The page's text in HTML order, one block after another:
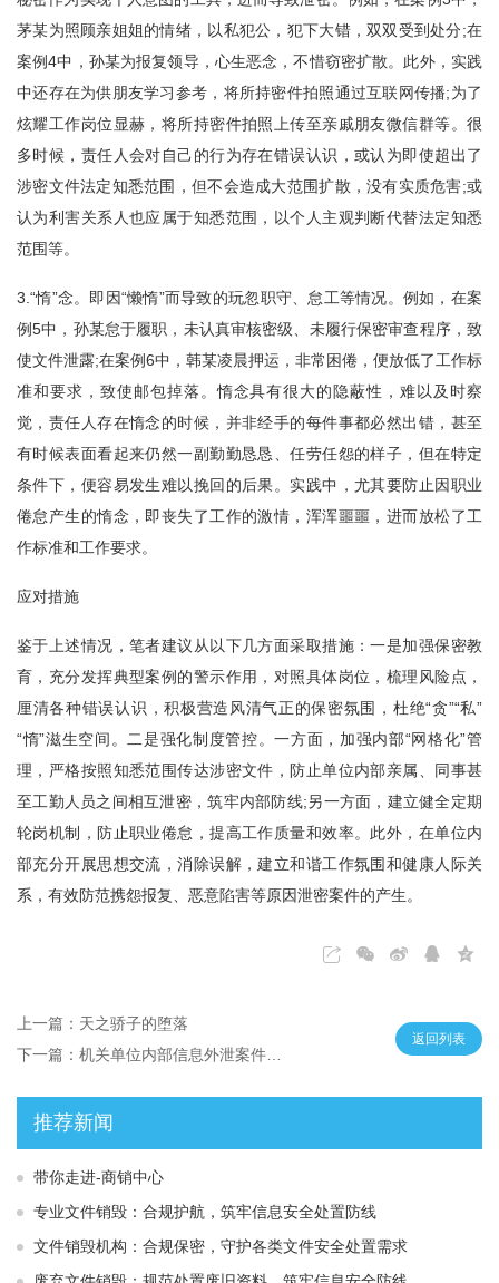
茅某为照顾亲姐姐的情绪，以私犯公，犯下大错，双双受到处分;在
案例4中，孙某为报复领导，心生恶念，不惜窃密扩散。此外，实践
中还存在为供朋友学习参考，将所持密件拍照通过互联网传播;为了
炫耀工作岗位显赫，将所持密件拍照上传至亲戚朋友微信群等。很
多时候，责任人会对自己的行为存在错误认识，或认为即使超出了
涉密文件法定知悉范围，但不会造成大范围扩散，没有实质危害;或
认为利害关系人也应属于知悉范围，以个人主观判断代替法定知悉
范围等。
3.“惰”念。即因“懒惰”而导致的玩忽职守、怠工等情况。例如，在案
例5中，孙某怠于履职，未认真审核密级、未履行保密审查程序，致
使文件泄露;在案例6中，韩某凌晨押运，非常困倦，便放低了工作标
准和要求，致使邮包掉落。惰念具有很大的隐蔽性，难以及时察
觉，责任人存在惰念的时候，并非经手的每件事都必然出错，甚至
有时候表面看起来仍然一副勤勤恳恳、任劳任怨的样子，但在特定
条件下，便容易发生难以挽回的后果。实践中，尤其要防止因职业
倦怠产生的惰念，即丧失了工作的激情，浑浑噩噩，进而放松了工
作标准和工作要求。
应对措施
鉴于上述情况，笔者建议从以下几方面采取措施：一是加强保密教
育，充分发挥典型案例的警示作用，对照具体岗位，梳理风险点，
厘清各种错误认识，积极营造风清气正的保密氛围，杜绝“贪”“私”
“惰”滋生空间。二是强化制度管控。一方面，加强内部“网格化”管
理，严格按照知悉范围传达涉密文件，防止单位内部亲属、同事甚
至工勤人员之间相互泄密，筑牢内部防线;另一方面，建立健全定期
轮岗机制，防止职业倦怠，提高工作质量和效率。此外，在单位内
部充分开展思想交流，消除误解，建立和谐工作氛围和健康人际关
系，有效防范携怨报复、恶意陷害等原因泄密案件的产生。
上一篇：天之骄子的堕落
返回列表
推荐新闻
带你走进-商销中心
专业文件销毁：合规护航，筑牢信息安全处置防线
文件销毁机构：合规保密，守护各类文件安全处置需求